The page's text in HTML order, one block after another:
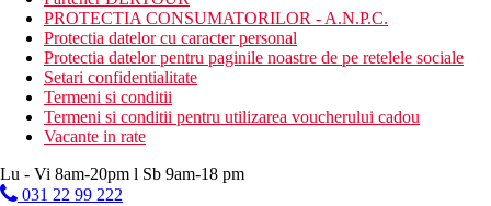
PROTECTIA CONSUMATORILOR - A.N.P.C.
Protectia datelor cu caracter personal
Protectia datelor pentru paginile noastre de pe retelele sociale
Setari confidentialitate
Termeni si conditii
Termeni si conditii pentru utilizarea voucherului cadou
Vacante in rate
Lu - Vi 8am-20pm l Sb 9am-18 pm
031 22 99 222